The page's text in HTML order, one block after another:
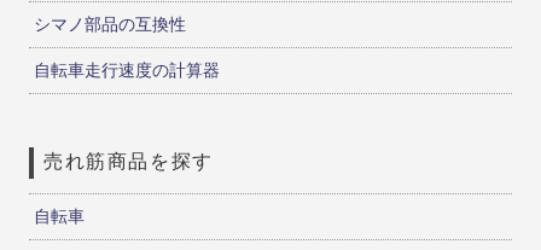
シマノ部品の互換性
自転車走行速度の計算器
売れ筋商品を探す
自転車